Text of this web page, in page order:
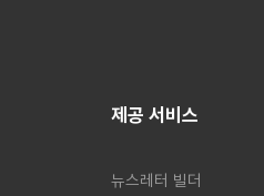
제공 서비스
뉴스레터 빌더